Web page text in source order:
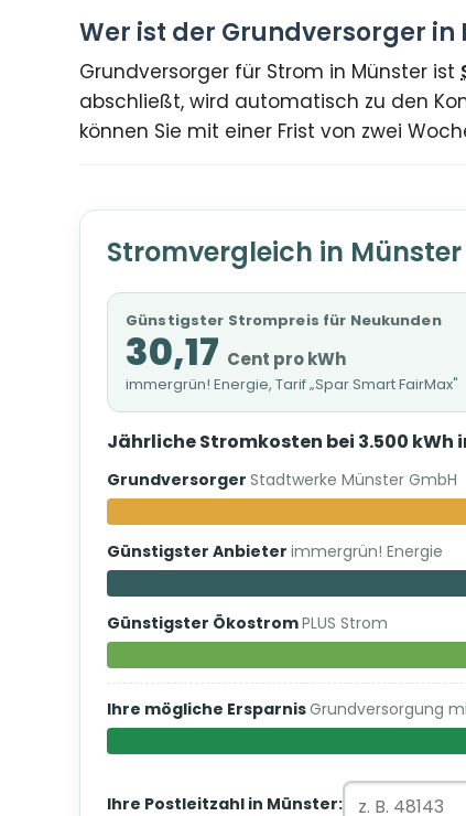
Wer ist der Grundversorger in
Grundversorger für Strom in Münster ist
abschließt, wird automatisch zu den
können Sie mit einer Frist von zwei
Stromvergleich in
Günstigster Strompreis für Neukunden
30,17 Cent pro kWh
immergrün! Energie, Tarif „Spar Smart FairMax"
Jährliche Stromkosten bei 3.500 kWh
Grundversorger Stadtwerke Münster GmbH
Günstigster Anbieter immergrün! Energie
Günstigster ÖkostromPLUS Strom
Ihre mögliche ErsparnisGrundversorgung
Ihre Postleitzahl in Münster: